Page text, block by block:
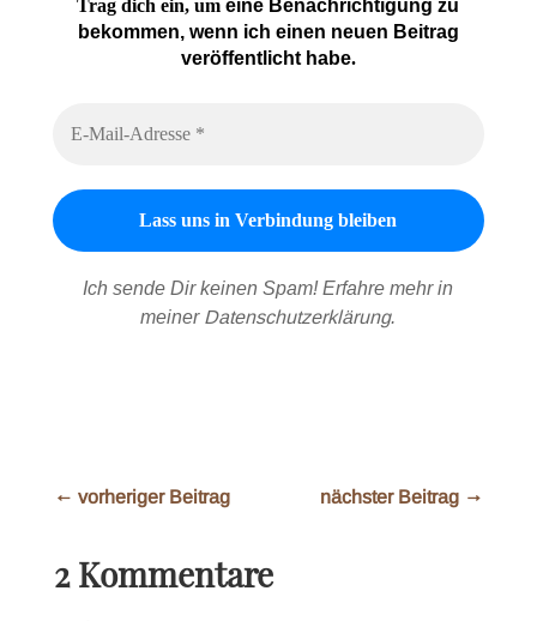
Trag dich ein, umeine Benachrichtigung zu
bekommen, wenn ich einen neuen Beitrag
veröffentlicht habe.
Ich sende Dir keinen Spam! Erfahre mehr in
meiner Datenschutzerklärung.
← vorheriger Beitrag nächster Beitrag →
2 Kommentare